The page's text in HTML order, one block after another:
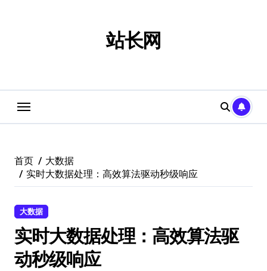
站长网
首页
大数据
实时大数据处理：高效算法驱动秒级响应
大数据
实时大数据处理：高效算法驱
动秒级响应